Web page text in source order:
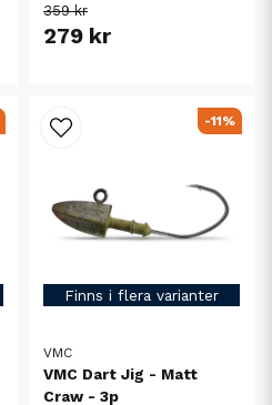
359 kr
279 kr
Finns i flera varianter
VMC
VMC Dart Jig - Matt
Craw - 3p
-11%